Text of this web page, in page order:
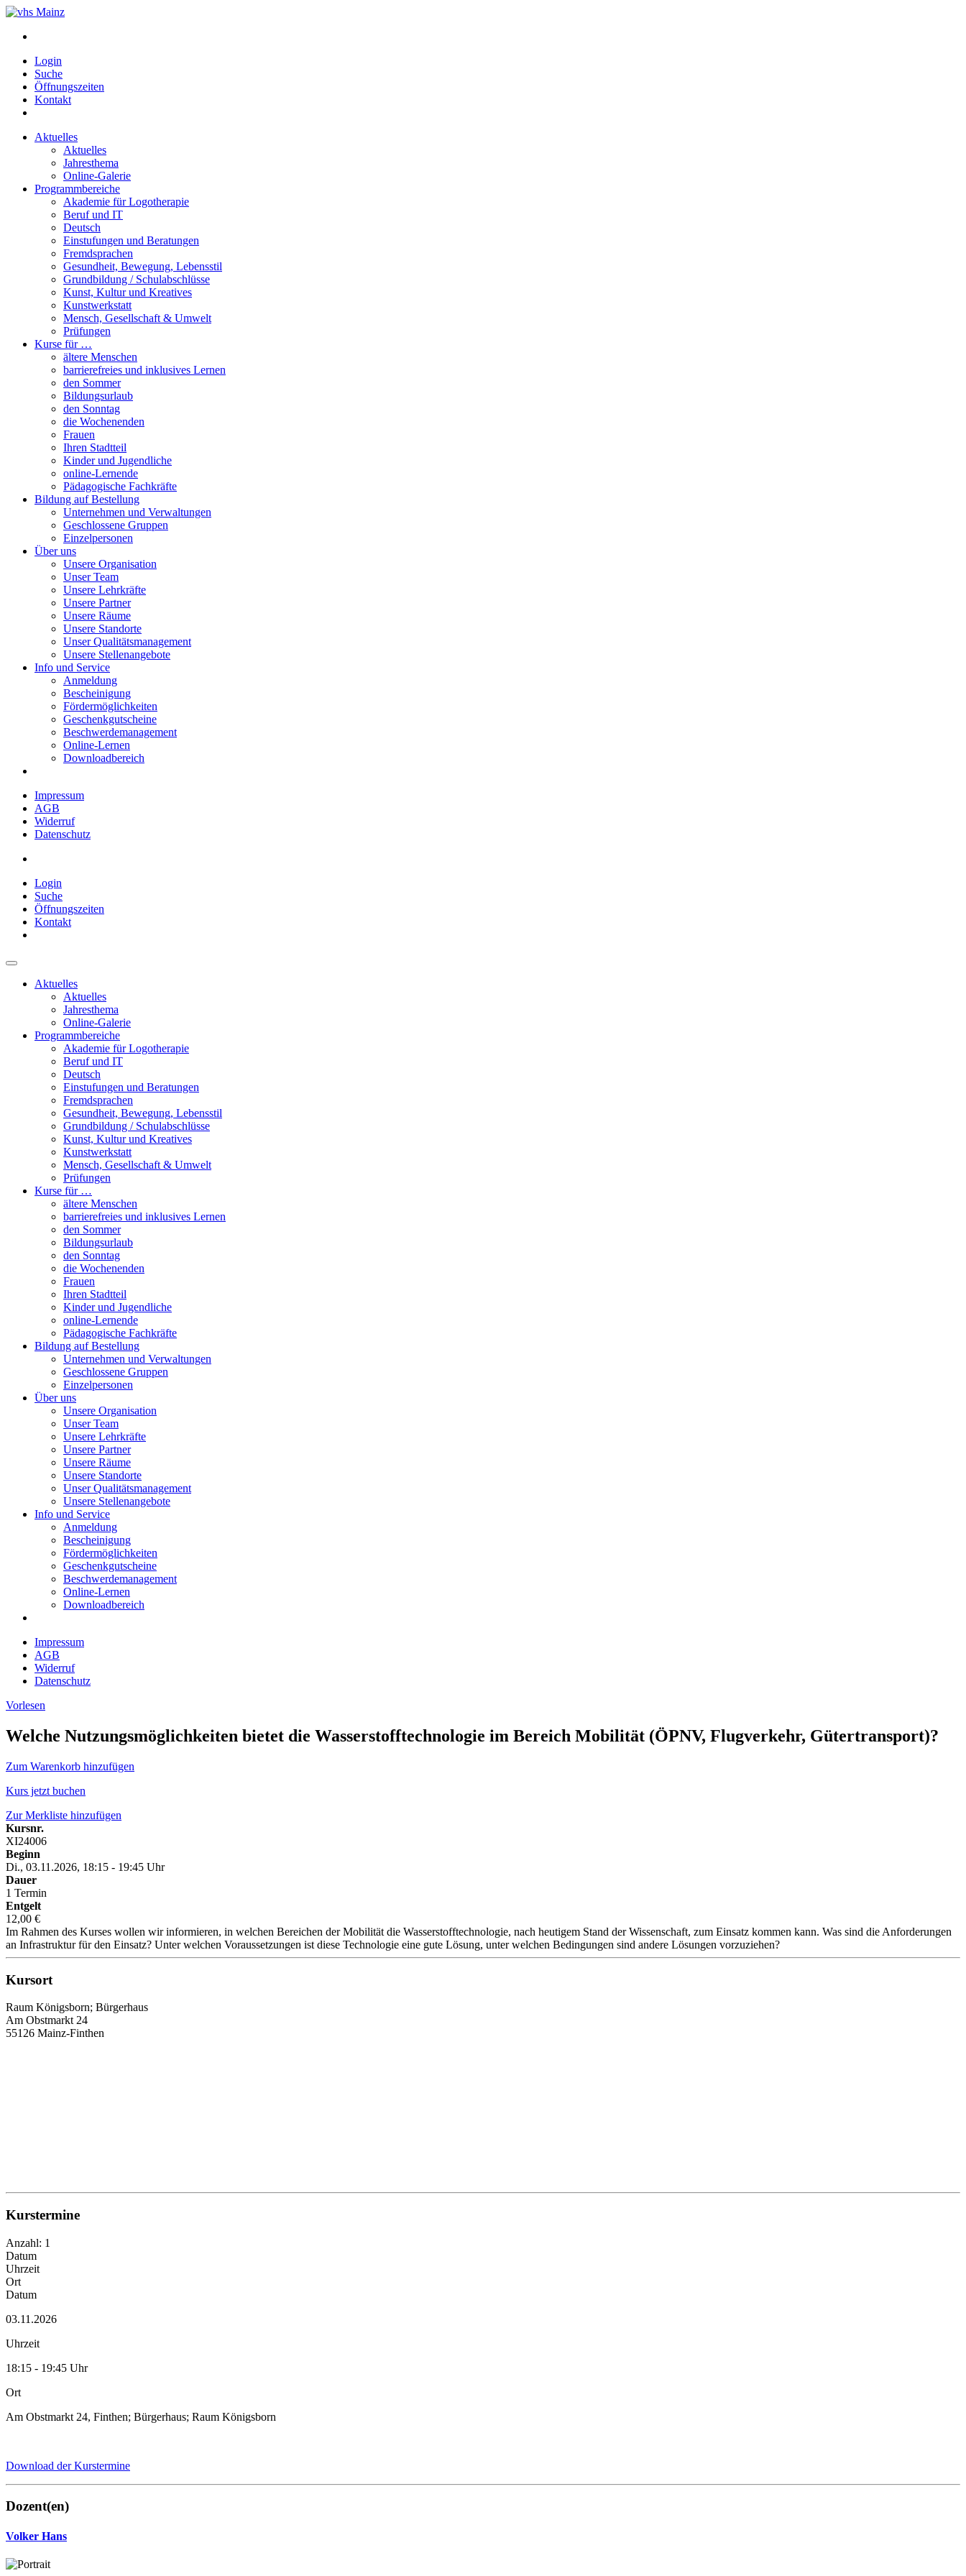
Login
Suche
Öffnungszeiten
Kontakt
Aktuelles
Aktuelles
Jahresthema
Online-Galerie
Programmbereiche
Akademie für Logotherapie
Beruf und IT
Deutsch
Einstufungen und Beratungen
Fremdsprachen
Gesundheit, Bewegung, Lebensstil
Grundbildung / Schulabschlüsse
Kunst, Kultur und Kreatives
Kunstwerkstatt
Mensch, Gesellschaft & Umwelt
Prüfungen
Kurse für …
ältere Menschen
barrierefreies und inklusives Lernen
den Sommer
Bildungsurlaub
den Sonntag
die Wochenenden
Frauen
Ihren Stadtteil
Kinder und Jugendliche
online-Lernende
Pädagogische Fachkräfte
Bildung auf Bestellung
Unternehmen und Verwaltungen
Geschlossene Gruppen
Einzelpersonen
Über uns
Unsere Organisation
Unser Team
Unsere Lehrkräfte
Unsere Partner
Unsere Räume
Unsere Standorte
Unser Qualitätsmanagement
Unsere Stellenangebote
Info und Service
Anmeldung
Bescheinigung
Fördermöglichkeiten
Geschenkgutscheine
Beschwerdemanagement
Online-Lernen
Downloadbereich
Impressum
AGB
Widerruf
Datenschutz
Login
Suche
Öffnungszeiten
Kontakt
Aktuelles
Aktuelles
Jahresthema
Online-Galerie
Programmbereiche
Akademie für Logotherapie
Beruf und IT
Deutsch
Einstufungen und Beratungen
Fremdsprachen
Gesundheit, Bewegung, Lebensstil
Grundbildung / Schulabschlüsse
Kunst, Kultur und Kreatives
Kunstwerkstatt
Mensch, Gesellschaft & Umwelt
Prüfungen
Kurse für …
ältere Menschen
barrierefreies und inklusives Lernen
den Sommer
Bildungsurlaub
den Sonntag
die Wochenenden
Frauen
Ihren Stadtteil
Kinder und Jugendliche
online-Lernende
Pädagogische Fachkräfte
Bildung auf Bestellung
Unternehmen und Verwaltungen
Geschlossene Gruppen
Einzelpersonen
Über uns
Unsere Organisation
Unser Team
Unsere Lehrkräfte
Unsere Partner
Unsere Räume
Unsere Standorte
Unser Qualitätsmanagement
Unsere Stellenangebote
Info und Service
Anmeldung
Bescheinigung
Fördermöglichkeiten
Geschenkgutscheine
Beschwerdemanagement
Online-Lernen
Downloadbereich
Impressum
AGB
Widerruf
Datenschutz
Vorlesen
Welche Nutzungsmöglichkeiten bietet die Wasserstofftechnologie im Bereich Mobilität (ÖPNV, Flugverkehr, Gütertransport)?
Zum Warenkorb hinzufügen
Kurs jetzt buchen
Zur Merkliste hinzufügen
Kursnr.
XI24006
Beginn
Di., 03.11.2026, 18:15 - 19:45 Uhr
Dauer
1 Termin
Entgelt
12,00 €
Im Rahmen des Kurses wollen wir informieren, in welchen Bereichen der Mobilität die Wasserstofftechnologie, nach heutigem Stand der Wissenschaft, zum Einsatz kommen kann. Was sind die Anforderungen
an Infrastruktur für den Einsatz? Unter welchen Voraussetzungen ist diese Technologie eine gute Lösung, unter welchen Bedingungen sind andere Lösungen vorzuziehen?
Kursort
Raum Königsborn; Bürgerhaus
Am Obstmarkt 24
55126 Mainz-Finthen
Kurstermine
Anzahl: 1
Datum
Uhrzeit
Ort
Datum
03.11.2026
Uhrzeit
18:15 - 19:45 Uhr
Ort
Am Obstmarkt 24, Finthen; Bürgerhaus; Raum Königsborn
Download der Kurstermine
Dozent(en)
Volker Hans